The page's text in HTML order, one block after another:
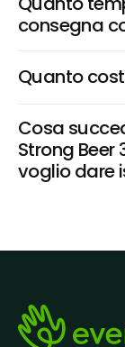
consegna
Quanto
Cosa
Strong Beer
voglio dare